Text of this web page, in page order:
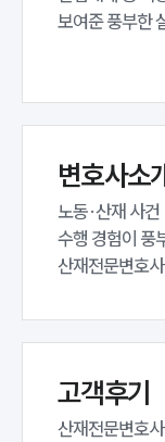
보여준 풍부한
변호사소
노동·산재 사건
수행 경험이 풍
산재전문변호사
고객후기
산재전문변호